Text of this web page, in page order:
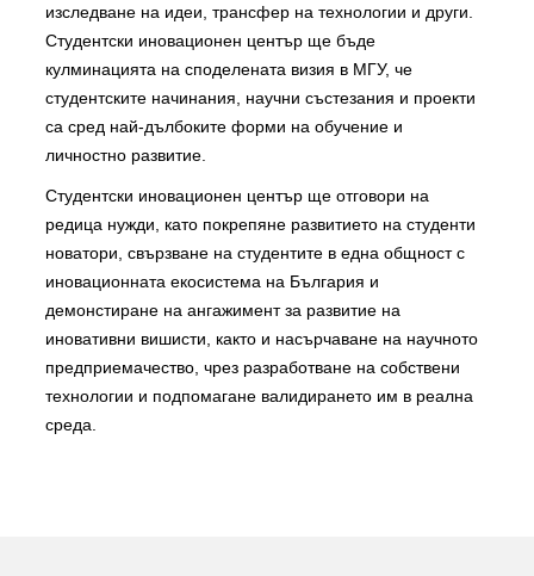
изследване на идеи, трансфер на технологии и други.
Студентски иновационен център ще бъде
кулминацията на споделената визия в МГУ, че
студентските начинания, научни състезания и проекти
са сред най-дълбоките форми на обучение и
личностно развитие.
Студентски иновационен център ще отговори на
редица нужди, като покрепяне развитието на студенти
новатори, свързване на студентите в една общност с
иновационната екосистема на България и
демонстиране на ангажимент за развитие на
иновативни вишисти, както и насърчаване на научното
предприемачество, чрез разработване на собствени
технологии и подпомагане валидирането им в реална
среда.